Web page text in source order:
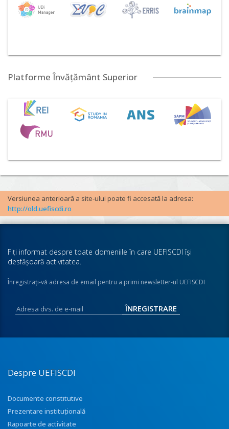
Platforme Învățământ Superior
Versiunea anterioară a site-ului poate fi accesată la adresa:
http://old.uefiscdi.ro
Fiţi informat despre toate domeniile în care UEFISCDI îşi
desfăşoară activitatea.
Înregistraţi-vă adresa de email pentru a primi newsletter-ul UEFISCDI
Despre UEFISCDI
Documente constitutive
Prezentare instituţională
Rapoarte de activitate